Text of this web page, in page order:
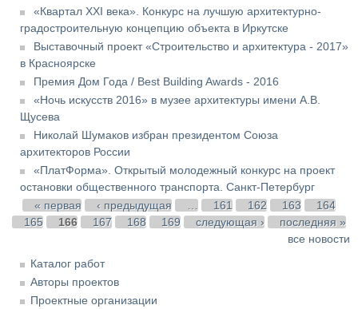
«Квартал XXI века». Конкурс на лучшую архитектурно-
градостроительную концепцию объекта в Иркутске
Выставочный проект «Строительство и архитектура - 2017»
в Красноярске
Премия Дом Года / Best Building Awards - 2016
«Ночь искусств 2016» в музее архитектуры имени А.В.
Щусева
Николай Шумаков избран президентом Союза
архитекторов России
«ПлатФорма». Открытый молодежный конкурс на проект
остановки общественного транспорта. Санкт-Петербург
Страницы
« первая ‹ предыдущая 161 162 163
164
165
166 167 168 169 следующая ›
последняя »
все новости
Каталог работ
Авторы проектов
Проектные организации